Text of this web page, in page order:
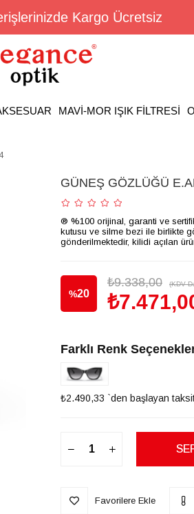
Kargo Ücretsiz
MAVİ-MOR IŞIK FİLTRESİ
GÜNEŞ GÖZLÜĞÜ
® %100 orijinal, garanti ve
kutusu ve silme bezi ile birlikte
gönderilmektedir, kilidi açılan
%20
₺9.338,00 (KDV
Farklı Renk
₺2.490,33 `den başlayan
Favorilere Ekle